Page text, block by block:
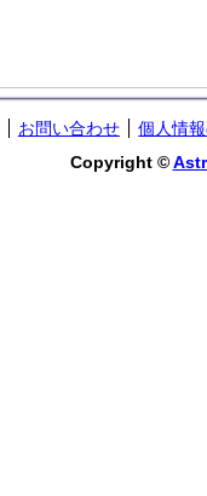
お問い合わせ
個人情
Copyright ©